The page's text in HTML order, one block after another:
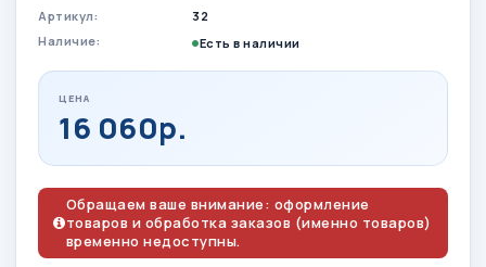
Артикул:
32
Наличие:
Есть в наличии
ЦЕНА
16 060р.
Обращаем ваше внимание: оформление
товаров и обработка заказов (именно товаров)
временно недоступны.